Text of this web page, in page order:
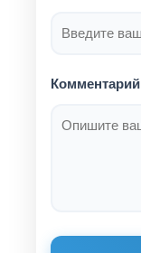
Комментарий